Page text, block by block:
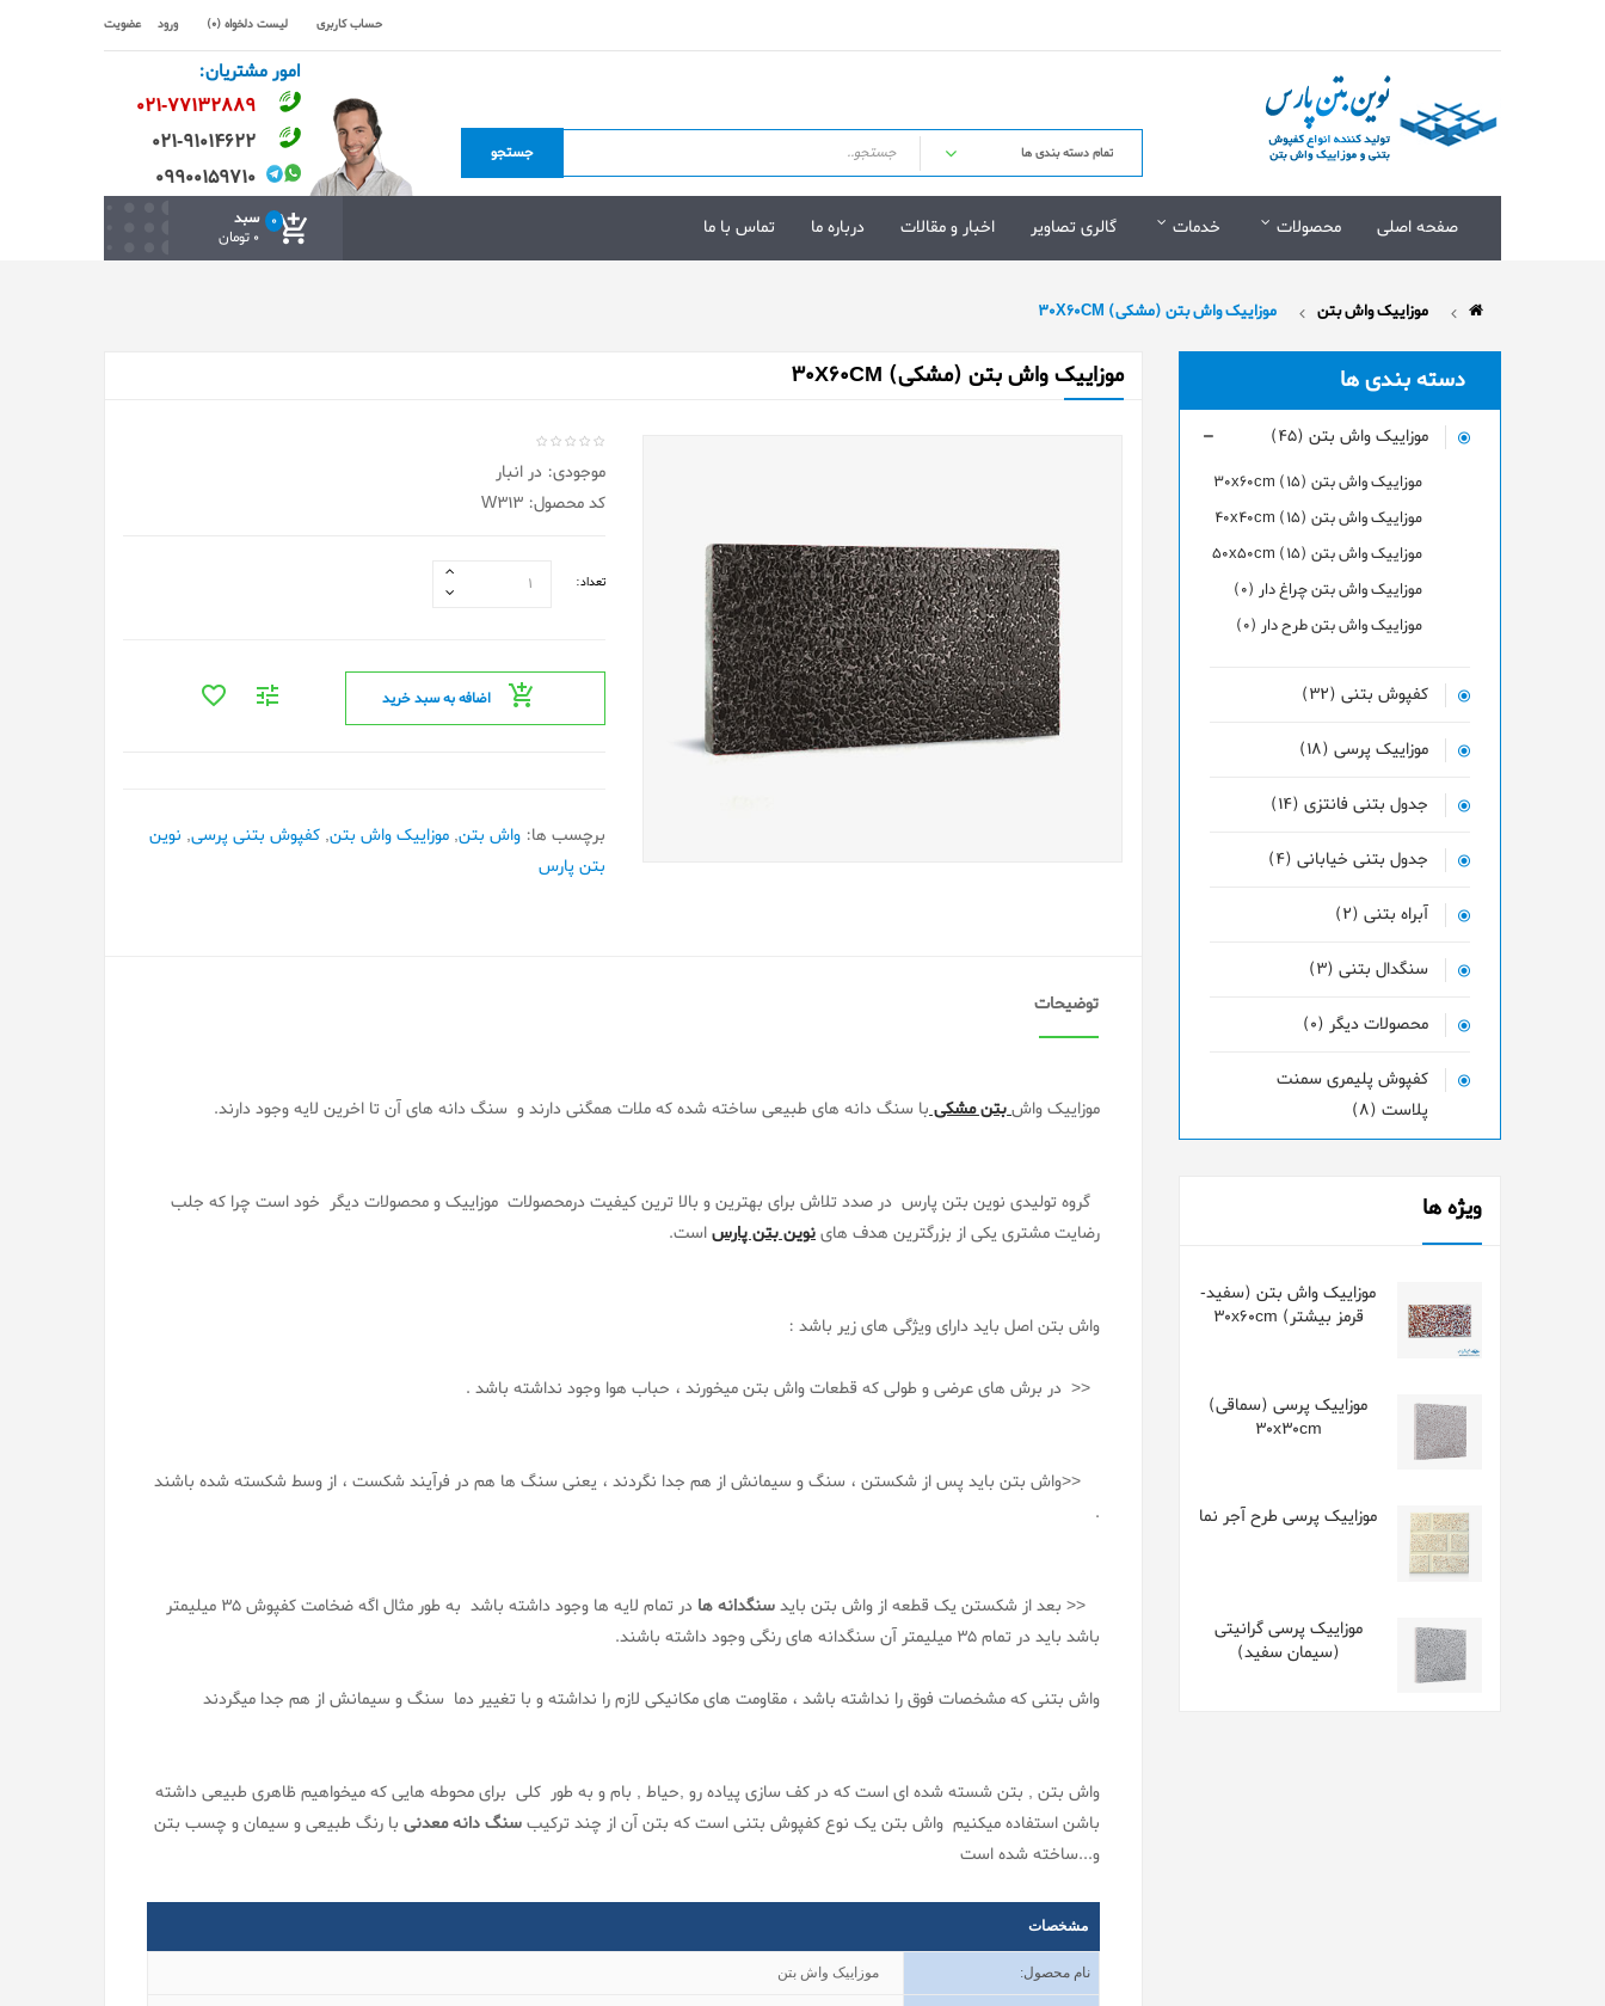
حساب کاربری لیست دلخواه (0) ورود عضویت
جستجو
امور مشتریان:
۰۲۱-۷۷۱٣۲۸۸۹
۰۲۱-۹۱۰۱۴۶۲۲
۰۹۹۰۰۱۵۹۷۱۰
صفحه اصلی محصولات خدمات گالری تصاویر اخبار و مقالات درباره ما تماس با ما سبد 0
0 تومان
موزاییک واش بتن موزاییک واش بتن (مشکی) 30X60CM
دسته بندی ها
موزاییک واش بتن (45)
موزاییک واش بتن 30x60cm (15)
موزاییک واش بتن 40x40cm (15)
موزاییک واش بتن 50x50cm (15)
موزاییک واش بتن چراغ دار (0)
موزاییک واش بتن طرح دار (0)
کفپوش بتنی (32)
موزاییک پرسی (18)
جدول بتنی فانتزی (14)
جدول بتنی خیابانی (4)
آبراه بتنی (2)
سنگدال بتنی (3)
محصولات دیگر (0)
کفپوش پلیمری سمنت
پلاست (8)
ویژه ها
موزاییک واش بتن (سفید-
قرمز بیشتر) 30x60cm
موزاییک پرسی (سماقی)
30x30cm
موزاییک پرسی طرح آجر نما
موزاییک پرسی گرانیتی
(سیمان سفید)
موزاییک واش بتن (مشکی) 30X60CM
موجودی: در انبار
کد محصول: W313
تعداد:
اضافه به سبد خرید
برچسب ها: واش بتن, موزاییک واش بتن, کفپوش بتنی پرسی, نوین
بتن پارس
توضیحات
موزاییک واشبتن مشکیبا سنگ دانه های طبیعی ساخته شده که ملات همگنی دارند و سنگ دانه های آن تا اخرین لایه وجود دارند.
گروه تولیدی نوین بتن پارس در صدد تلاش برای بهترین و بالا ترین کیفیت درمحصولات موزاییک و محصولات دیگر خود است چرا که جلب
رضایت مشتری یکی از بزرگترین هدف هاینوین بتن پارساست.
واش بتن اصل باید دارای ویژگی های زیر باشد :
<< در برش های عرضی و طولی که قطعات واش بتن میخورند ، حباب هوا وجود نداشته باشد .
<<واش بتن باید پس از شکستن ، سنگ و سیمانش از هم جدا نگردند ، یعنی سنگ ها هم در فرآیند شکست ، از وسط شکسته شده باشند
.
<< بعد از شکستن یک قطعه از واش بتن بایدسنگدانه ها
در تمام لایه ها وجود داشته باشد به طور مثال اگه ضخامت کفپوش 35 میلیمتر
باشد باید در تمام 35 میلیمتر آن سنگدانه های رنگی وجود داشته باشند.
واش بتنی که مشخصات فوق را نداشته باشد ، مقاومت های مکانیکی لازم را نداشته و با تغییر دما سنگ و سیمانش از هم جدا میگردند
واش بتن , بتن شسته شده ای است که در کف سازی پیاده رو ,حیاط , بام و به طور کلی برای محوطه هایی که میخواهیم ظاهری طبیعی داشته
باشن استفاده میکنیم واش بتن یک نوع کفپوش بتنی است که بتن آن از چند ترکیبسنگ دانه معدنی با رنگ طبیعی و سیمان و چسب بتن
و...ساخته شده است
مشخصات
نام محصول: موزاییک واش بتن